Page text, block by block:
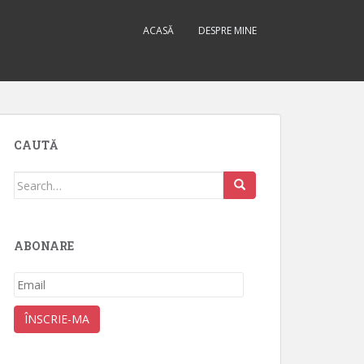
ACASĂ DESPRE MINE
CAUTĂ
Search
ABONARE
Email
ÎNSCRIE-MA